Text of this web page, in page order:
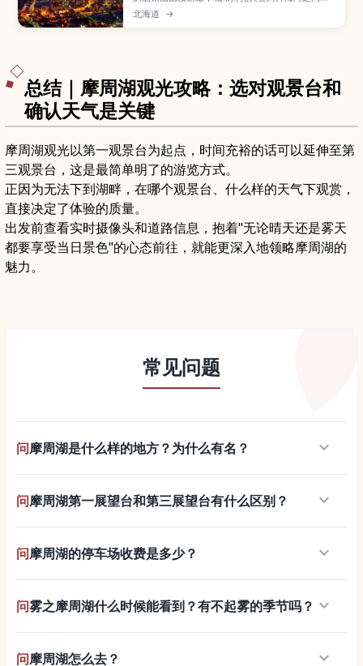
构成日本三大夜景之一的经典画面。本文介绍如何
搭乘缆车、巴士或自驾前往山顶展望台，日落与“魔
北海道 →
总结｜摩周湖观光攻略：选对观景台和
确认天气是关键
摩周湖观光以第一观景台为起点，时间充裕的话可以延伸至第
三观景台，这是最简单明了的游览方式。
正因为无法下到湖畔，在哪个观景台、什么样的天气下观赏，
直接决定了体验的质量。
出发前查看实时摄像头和道路信息，抱着"无论晴天还是雾天
都要享受当日景色"的心态前往，就能更深入地领略摩周湖的
魅力。
常见问题
问摩周湖是什么样的地方？为什么有名？ keyboard_arrow_down
问摩周湖第一展望台和第三展望台有什么区别？ keyboard_arrow_down
问摩周湖的停车场收费是多少？ keyboard_arrow_down
问雾之摩周湖什么时候能看到？有不起雾的季节吗？ keyboard_arrow_down
问摩周湖怎么去？ keyboard_arrow_down